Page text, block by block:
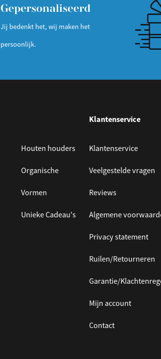
Gepersonaliseerd
Jij bedenkt het, wij maken het
persoonlijk.
Houten houders
Organische
Vormen
Unieke Cadeau's
Klantenservice
Klantenservice
Veelgestelde vragen
Reviews
Algemene
Privacy statement
Ruilen/Retourneren
Garantie/
Mijn account
Contact